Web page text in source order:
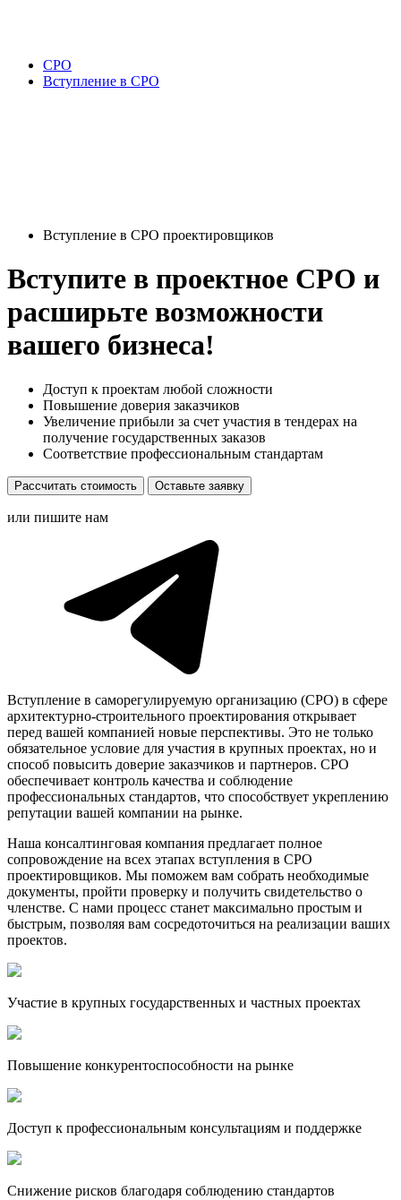
СРО
Вступление в СРО
Вступление в СРО проектировщиков
Вступите в проектное СРО и
расширьте возможности
вашего бизнеса!
Доступ к проектам любой сложности
Повышение доверия заказчиков
Увеличение прибыли за счет участия в тендерах на
получение государственных заказов
Соответствие профессиональным стандартам
Рассчитать стоимость Оставьте заявку
или пишите нам
Вступление в саморегулируемую организацию (СРО) в сфере
архитектурно-строительного проектирования открывает
перед вашей компанией новые перспективы. Это не только
обязательное условие для участия в крупных проектах, но и
способ повысить доверие заказчиков и партнеров. СРО
обеспечивает контроль качества и соблюдение
профессиональных стандартов, что способствует укреплению
репутации вашей компании на рынке.
Наша консалтинговая компания предлагает полное
сопровождение на всех этапах вступления в СРО
проектировщиков. Мы поможем вам собрать необходимые
документы, пройти проверку и получить свидетельство о
членстве. С нами процесс станет максимально простым и
быстрым, позволяя вам сосредоточиться на реализации ваших
проектов.
Участие в крупных государственных и частных проектах
Повышение конкурентоспособности на рынке
Доступ к профессиональным консультациям и поддержке
Снижение рисков благодаря соблюдению стандартов